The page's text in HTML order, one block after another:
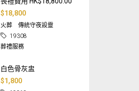
$18,800
火葬
傳統守夜設靈
19308
葬禮服務
白色骨灰盅
$1,800